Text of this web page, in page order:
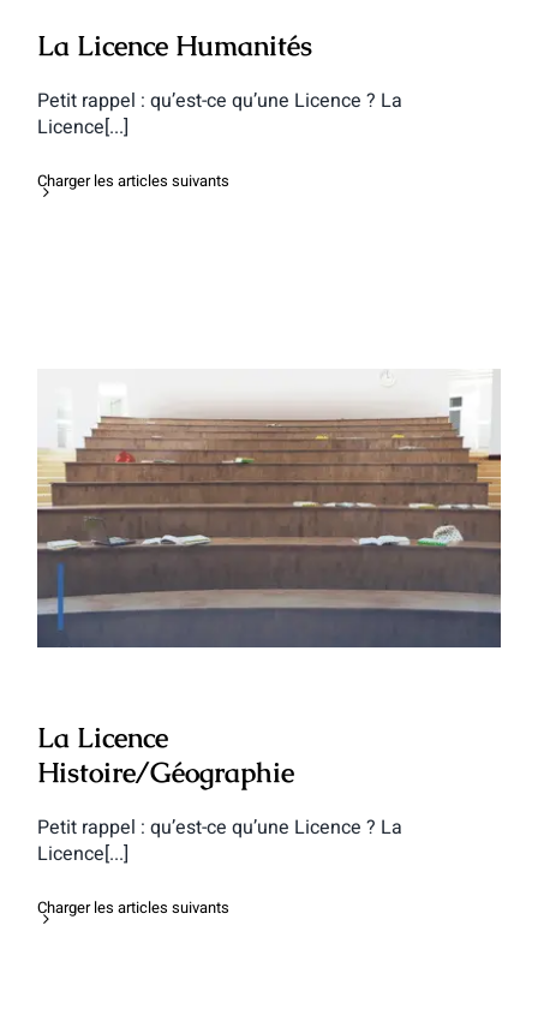
La Licence Humanités
Petit rappel : qu’est-ce qu’une Licence ? La
Licence[...]
Charger les articles suivants
La Licence Histoire/Géographie
La Licence
Histoire/Géographie
Petit rappel : qu’est-ce qu’une Licence ? La
Licence[...]
Charger les articles suivants